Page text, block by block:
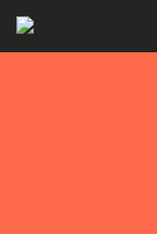
Aller au contenu